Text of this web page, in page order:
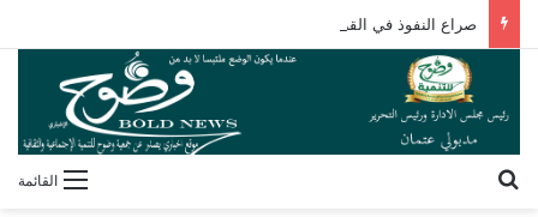
القائمة